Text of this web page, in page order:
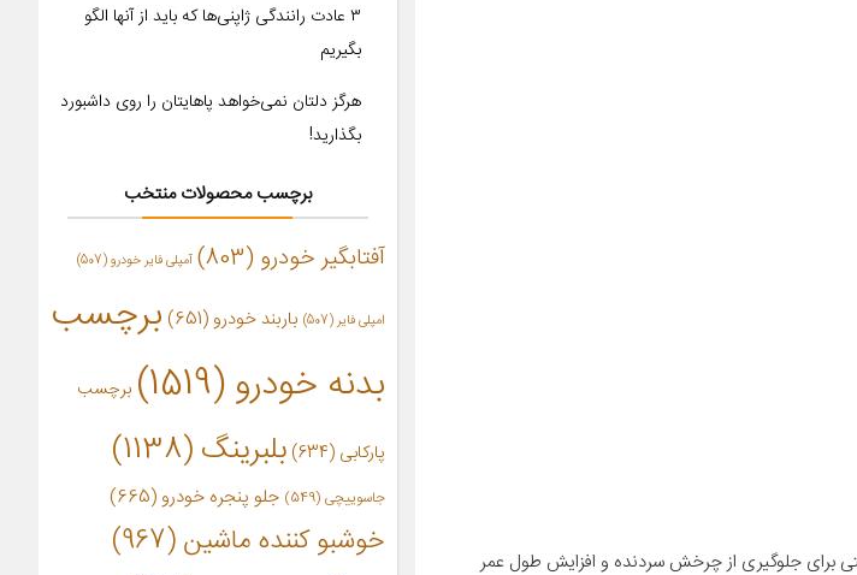
برای جلوگیری از چرخش سردنده و افزایش طول عمر
۳ عادت رانندگی ژاپنی‌ها که باید از آنها الگو
بگیریم
هرگز دلتان نمی‌خواهد پاهایتان را روی داشبورد
بگذارید!
برچسب محصولات منتخب
آفتابگیر خودرو (803) آمپلی فایر خودرو(507)
امپلی فایر (507) باربند خودرو(651)
برچسب
بدنه خودرو(1519) برچسب
پارکابی (634) بلبرینگ(1138)
جاسوییچی (549) جلو پنجره خودرو (665)
خوشبو کننده ماشین(967)